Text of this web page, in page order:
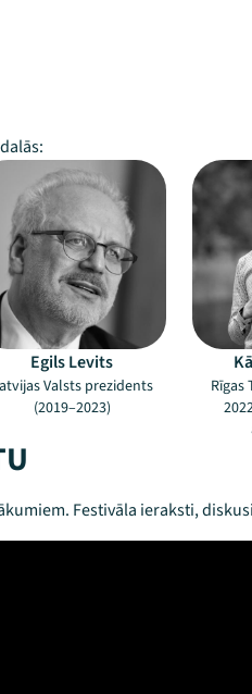
Egils Levits
Valsts prezidents
(2019–2023)
Rīgas
Festivāla ieraksti,